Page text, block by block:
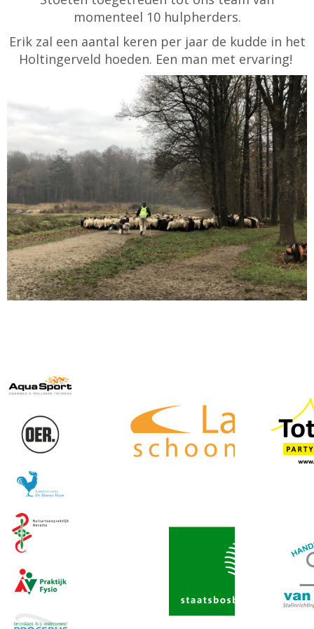
momenteel 10 hulpherders.
Erik zal een aantal keren per jaar de kudde in het
Holtingerveld hoeden. Een man met ervaring!